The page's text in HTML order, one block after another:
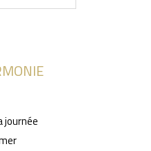
journée